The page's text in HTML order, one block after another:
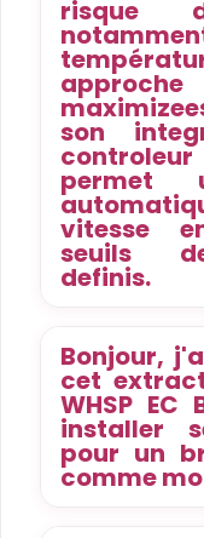
risque
son
controleur
permet
vitesse
seuils
definis.
Bonjour,
cet
WHSP EC
installer
pour un
comme